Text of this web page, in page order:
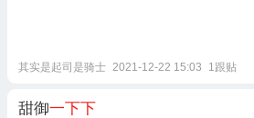
其实是起司是骑士 2021-12-22 15:03 1跟贴
甜御一下下